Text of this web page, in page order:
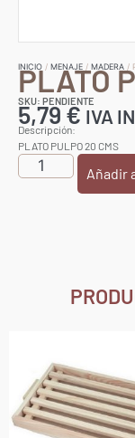
INICIO / MENAJE / MADERA /
PLATO
SKU: PENDIENTE
5,79€ IVA
Descripción:
PLATO PULPO 20 CMS
Añadir